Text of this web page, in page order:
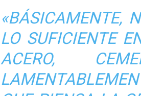
«BÁSICAMENTE,
LO SUFICIENTE
ACERO,